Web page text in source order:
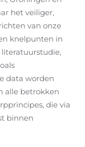
het veiliger,
van onze
knelpunten in
data worden
alle betrokken
die via
binnen